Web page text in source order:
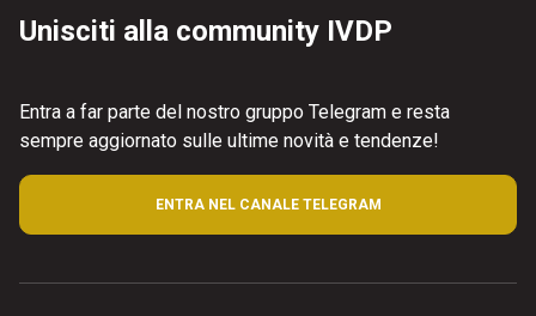
Unisciti alla community IVDP
Entra a far parte del nostro gruppo Telegram e resta
sempre aggiornato sulle ultime novità e tendenze!
ENTRA NEL CANALE TELEGRAM